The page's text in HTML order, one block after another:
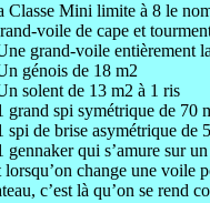
Classe Mini limite à 8 le
voile de cape et
grand-voile entièrement
génois de 18 m2
solent de 13 m2 à 1 ris
grand spi symétrique de 70
spi de brise asymétrique de
gennaker qui s’amure sur
lorsqu’on change une voile
c’est là qu’on se rend